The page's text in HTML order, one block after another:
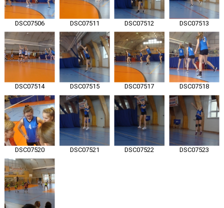
DSC07506 DSC07511 DSC07512 DSC07513
DSC07514 DSC07515 DSC07517 DSC07518
DSC07520 DSC07521 DSC07522 DSC07523